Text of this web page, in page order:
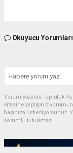
Okuyucu Yorumları
Yorum yazarak Topluluk
sitesine yaptığınız
başınıza
sorumlu tutulamaz.